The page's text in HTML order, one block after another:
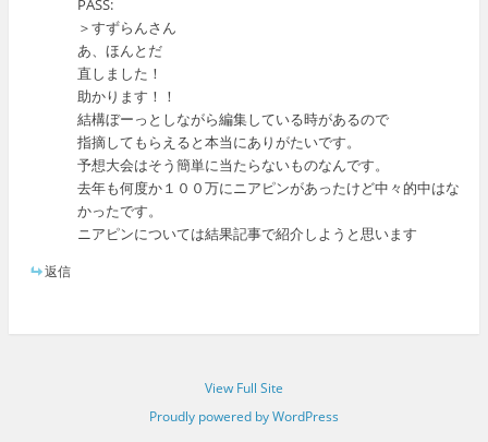
＞すずらんさん
あ、ほんとだ
直しました！
助かります！！
結構ぼーっとしながら編集している時があるので
指摘してもらえると本当にありがたいです。
予想大会はそう簡単に当たらないものなんです。
去年も何度か１００万にニアピンがあったけど中々的中はな
かったです。
ニアピンについては結果記事で紹介しようと思います
返信
View Full Site
Proudly powered by WordPress